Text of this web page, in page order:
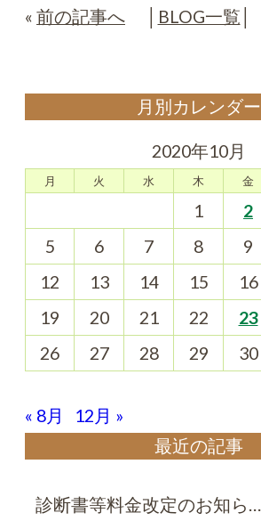
« 前の記事へ BLOG一覧
月別カレンダー
2020年10月
月 火 水 木 金
1 2
5
6 7 8 9
12
13 14 15 16
19
20 21 22 23
26
27 28 29 30
« 8月
12月 »
最近の記事
診断書等料金改定のお知ら…